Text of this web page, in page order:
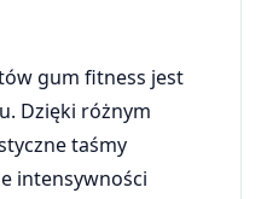
gum fitness jest
Dzięki różnym
taśmy
intensywności